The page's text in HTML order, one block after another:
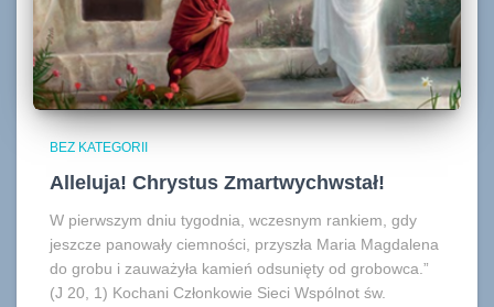
BEZ KATEGORII
Alleluja! Chrystus Zmartwychwstał!
W pierwszym dniu tygodnia, wczesnym rankiem, gdy
jeszcze panowały ciemności, przyszła Maria Magdalena
do grobu i zauważyła kamień odsunięty od grobowca.”
(J 20, 1) Kochani Członkowie Sieci Wspólnot św.